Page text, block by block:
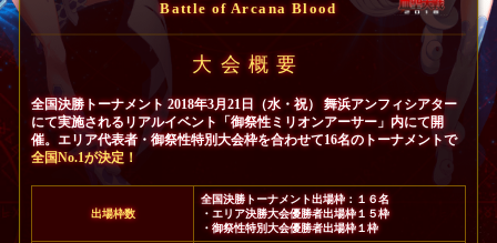
Battle of Arcana Blood
大会概要
全国決勝トーナメント 2018年3月21日（水・祝） 舞浜アンフィシアター
にて実施されるリアルイベント「御祭性ミリオンアーサー」内にて開
催。エリア代表者・御祭性特別大会枠を合わせて16名のトーナメントで
全国No.1が決定！
出場枠数
全国決勝トーナメント出場枠：１６名
・エリア決勝大会優勝者出場枠１５枠
・御祭性特別大会優勝者出場枠１枠